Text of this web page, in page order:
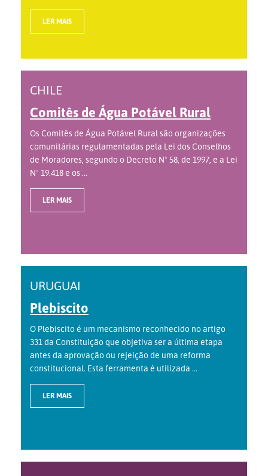
LER MAIS
CHILE
Comitês de Água Potável Rural
Os Comitês de Água Potável Rural são organizações
comunitárias regulamentadas pela Lei dos Conselhos
de Moradores, segundo o Decreto Nº 58, de 1997, e a Lei
Nº 19.418 e os ...
LER MAIS
URUGUAI
Plebiscito
O Plebiscito é um mecanismo reconhecido no artigo
331 da Constituição que objetiva ser a última etapa
antes da aprovação ou rejeição de uma reforma
constitucional. Esta ferramenta é utilizada ...
LER MAIS